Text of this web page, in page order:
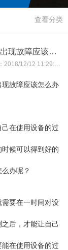
查看分类
山西鼎天减速机厂家分享：减速机在使用中出现故障应该怎么办呢？?
2018/12/12 11:29:49
故障应该怎么办
在使用设备的过
候可以得到好的
办呢？
要在一时间对设
后，才能让自己
在使用设备的过